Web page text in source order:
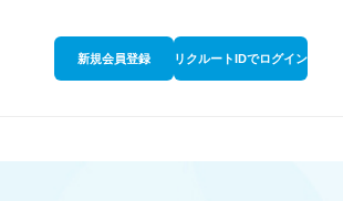
新規会員登録 リクルートIDでログイン